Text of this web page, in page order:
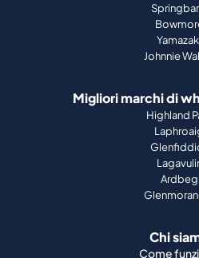
Johnnie
Migliori marchi di
Highland
Ardbeg
Chi
Come